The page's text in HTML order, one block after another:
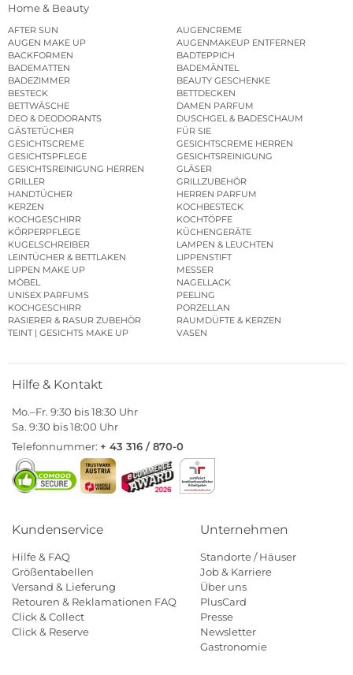
Home & Beauty
AFTER SUN
AUGENCREME
AUGEN MAKE UP
AUGENMAKEUP ENTFERNER
BACKFORMEN
BADTEPPICH
BADEMATTEN
BADEMÄNTEL
BADEZIMMER
BEAUTY GESCHENKE
BESTECK
BETTDECKEN
BETTWÄSCHE
DAMEN PARFUM
DEO & DEODORANTS
DUSCHGEL & BADESCHAUM
GÄSTETÜCHER
FÜR SIE
GESICHTSCREME
GESICHTSCREME HERREN
GESICHTSPFLEGE
GESICHTSREINIGUNG
GESICHTSREINIGUNG HERREN
GLÄSER
GRILLER
GRILLZUBEHÖR
HANDTÜCHER
HERREN PARFUM
KERZEN
KOCHBESTECK
KOCHGESCHIRR
KOCHTÖPFE
KÖRPERPFLEGE
KÜCHENGERÄTE
KUGELSCHREIBER
LAMPEN & LEUCHTEN
LEINTÜCHER & BETTLAKEN
LIPPENSTIFT
LIPPEN MAKE UP
MESSER
MÖBEL
NAGELLACK
UNISEX PARFUMS
PEELING
KOCHGESCHIRR
PORZELLAN
RASIERER & RASUR ZUBEHÖR
RAUMDÜFTE & KERZEN
TEINT | GESICHTS MAKE UP
VASEN
Hilfe & Kontakt
Mo.–Fr. 9:30 bis 18:30 Uhr
Sa. 9:30 bis 18:00 Uhr
Telefonnummer: + 43 316 / 870-0
Kundenservice
Hilfe & FAQ
Größentabellen
Versand & Lieferung
Retouren & Reklamationen FAQ
Click & Collect
Click & Reserve
Unternehmen
Standorte / Häuser
Job & Karriere
Über uns
PlusCard
Presse
Newsletter
Gastronomie